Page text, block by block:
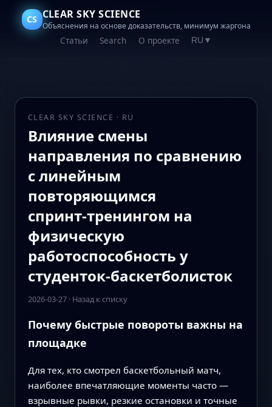
CS CLEAR SKY SCIENCE
Объяснения на основе доказательств, минимум жаргона
Статьи Search О проекте RU ▼
CLEAR SKY SCIENCE · RU
Влияние смены
направления по сравнению
с линейным
повторяющимся
спринт‑тренингом на
физическую
работоспособность у
студенток‑баскетболисток
2026-03-27· Назад к списку
Почему быстрые повороты важны на
площадке
Для тех, кто смотрел баскетбольный матч,
наиболее впечатляющие моменты часто —
взрывные рывки, резкие остановки и точные